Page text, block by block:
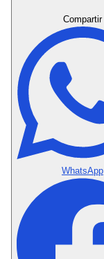
Compartir
WhatsApp